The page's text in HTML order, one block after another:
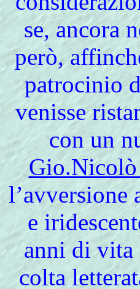
se, ancora
però,
patrocinio
venisse
con un
Gio.Nicolò
l’avversione
e
anni di vita
colta